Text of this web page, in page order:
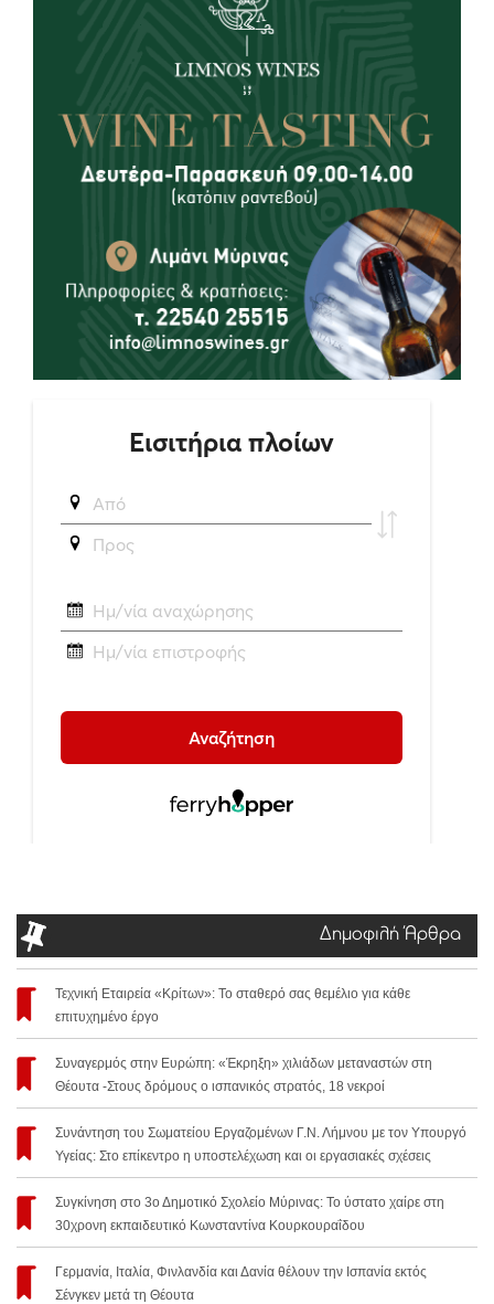
Δημοφιλή Άρθρα
Τεχνική Εταιρεία «Κρίτων»: Το σταθερό σας θεμέλιο για κάθε
επιτυχημένο έργο
Συναγερμός στην Ευρώπη: «Έκρηξη» χιλιάδων μεταναστών στη
Θέουτα -Στους δρόμους ο ισπανικός στρατός, 18 νεκροί
Συνάντηση του Σωματείου Εργαζομένων Γ.Ν. Λήμνου με τον Υπουργό
Υγείας: Στο επίκεντρο η υποστελέχωση και οι εργασιακές σχέσεις
Συγκίνηση στο 3ο Δημοτικό Σχολείο Μύρινας: Το ύστατο χαίρε στη
30χρονη εκπαιδευτικό Κωνσταντίνα Κουρκουραΐδου
Γερμανία, Ιταλία, Φινλανδία και Δανία θέλουν την Ισπανία εκτός
Σένγκεν μετά τη Θέουτα